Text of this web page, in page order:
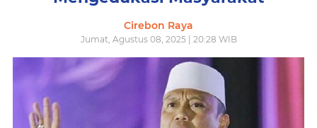
Cirebon Raya
Jumat, Agustus 08, 2025 | 20:28 WIB